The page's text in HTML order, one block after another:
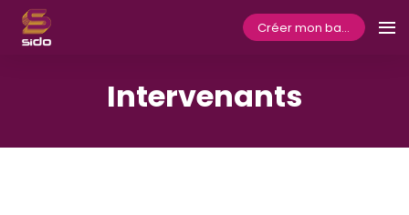
Créer mon badge
Intervenants